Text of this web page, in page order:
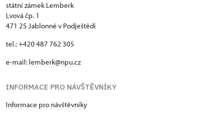
státní zámek Lemberk
Lvová čp. 1
471 25 Jablonné v Podještědí
tel.: +420 487 762 305
e-mail: lemberk@npu.cz
INFORMACE PRO NÁVŠTĚVNÍKY
Informace pro návštěvníky